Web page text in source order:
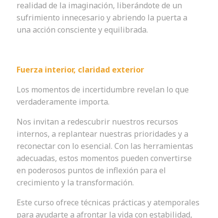
realidad de la imaginación, liberándote de un
sufrimiento innecesario y abriendo la puerta a
una acción consciente y equilibrada.
Fuerza interior, claridad exterior
Los momentos de incertidumbre revelan lo que
verdaderamente importa.
Nos invitan a redescubrir nuestros recursos
internos, a replantear nuestras prioridades y a
reconectar con lo esencial. Con las herramientas
adecuadas, estos momentos pueden convertirse
en poderosos puntos de inflexión para el
crecimiento y la transformación.
Este curso ofrece técnicas prácticas y atemporales
para ayudarte a afrontar la vida con estabilidad,